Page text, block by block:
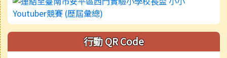
行動 QR Code